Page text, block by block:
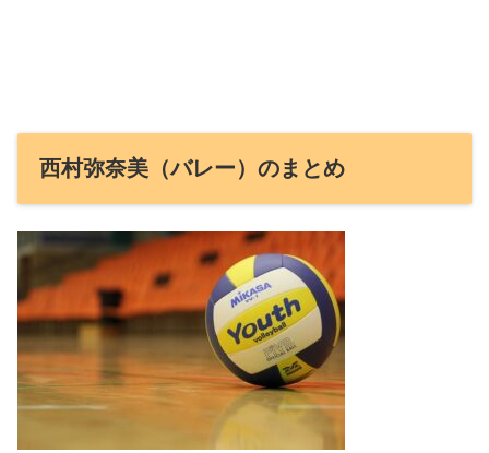
西村弥奈美（バレー）のまとめ